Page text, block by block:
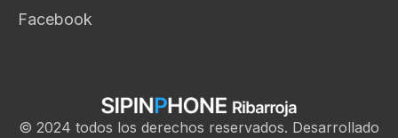
Facebook
© 2024 todos los derechos reservados. Desarrollado